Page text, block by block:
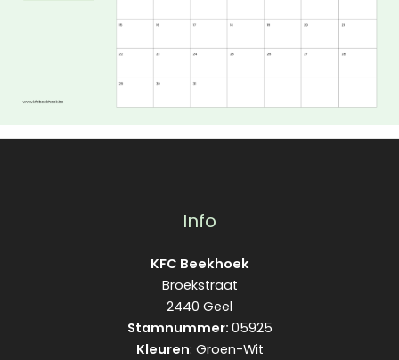
Info
KFC Beekhoek
Broekstraat
2440 Geel
Stamnummer: 05925
Kleuren: Groen-Wit